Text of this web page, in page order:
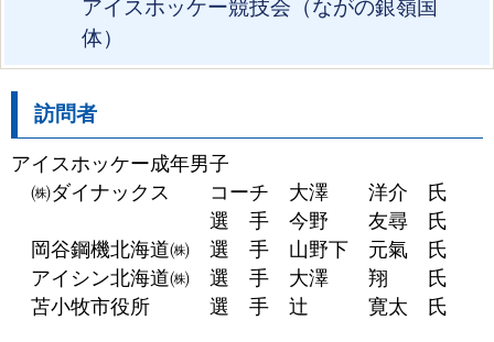
アイスホッケー競技会（ながの銀嶺国
体）
訪問者
アイスホッケー成年男子
㈱ダイナックス コーチ 大澤 洋介 氏
選 手 今野 友尋 氏
岡谷鋼機北海道㈱ 選 手 山野下 元氣 氏
アイシン北海道㈱ 選 手 大澤 翔 氏
苫小牧市役所 選 手 辻 寛太 氏